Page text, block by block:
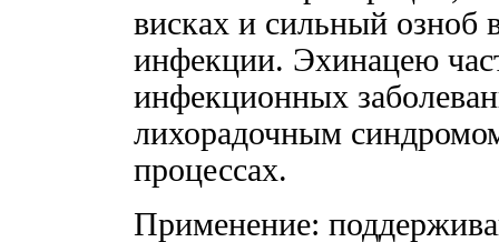
висках и сильный озноб
инфекции. Эхинацею
инфекционных
лихорадочным
процессах.
Применение: